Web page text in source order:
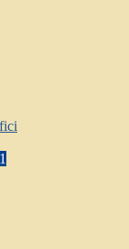
1